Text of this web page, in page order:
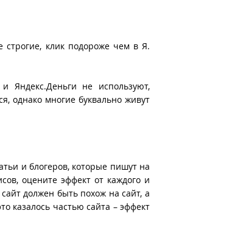
клик подороже чем в Я.
Яндекс.Деньги не используют,
однако многие буквально живут
и блогеров, которые пишут на
оцените эффект от каждого и
должен быть похож на сайт, а
казалось частью сайта – эффект